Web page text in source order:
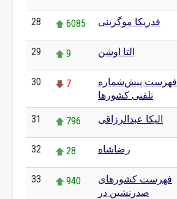
28 6085 فدریکا موگرینی
29 9 التا اوشن
30 7
فهرست پیش‌شماره
تلفنی کشورها
31 796 الیکا عبدالرزاقی
32 28 رضاشاه
33 940
فهرست کشورهای
صدرنشین در